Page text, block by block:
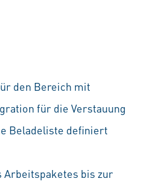
den Bereich mit
für die Verstauung
Beladeliste definiert
Arbeitspaketes bis zur